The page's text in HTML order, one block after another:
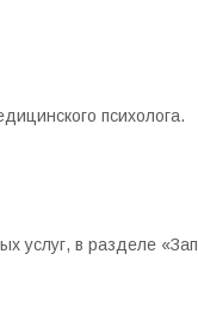
психолога.
услуг, в разделе